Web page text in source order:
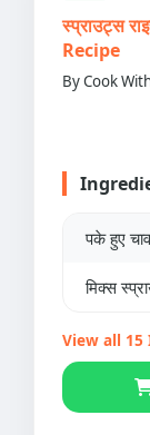
स्प्राउट्स
Recipe
By Cook
पके हुए
मिक्स
View all